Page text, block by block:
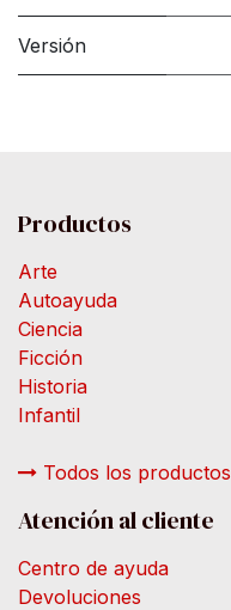
Versión
Productos
Arte
Autoayuda
Ciencia
Ficción
Historia
Infantil
Todos los productos
Atención al cliente
Centro de ayuda
Devoluciones